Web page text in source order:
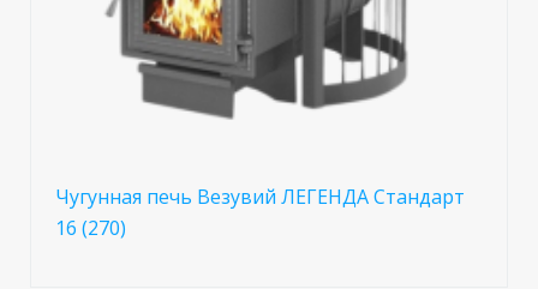
Чугунная печь Везувий ЛЕГЕНДА Стандарт
16 (270)